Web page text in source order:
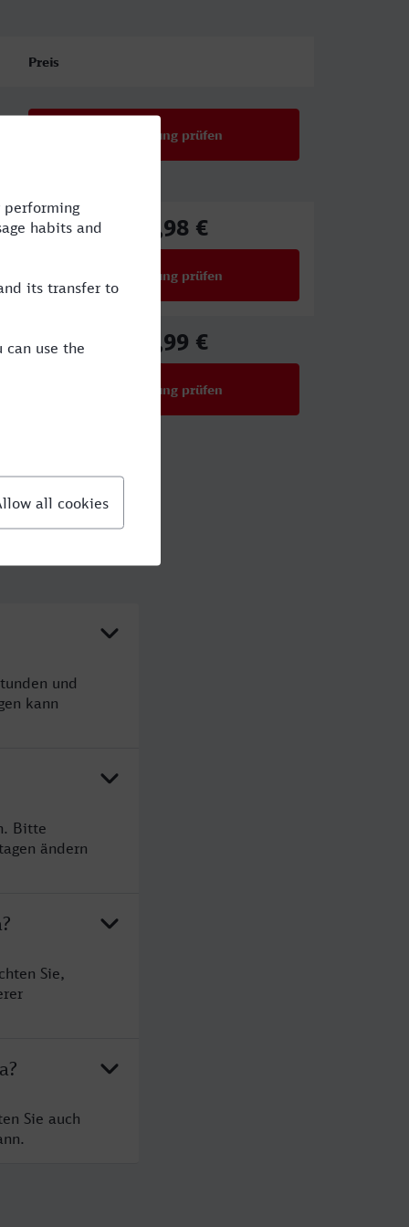
Preis
Verbindung prüfen
17,98 €
Verbindung prüfen
27,99 €
Verbindung prüfen
und
kann
Bitte
ändern
Sie,
Sie auch